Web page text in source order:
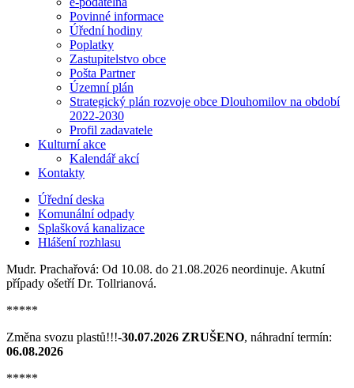
Povinné informace
Úřední hodiny
Poplatky
Zastupitelstvo obce
Pošta Partner
Územní plán
Strategický plán rozvoje obce Dlouhomilov na období
2022-2030
Profil zadavatele
Kulturní akce
Kalendář akcí
Kontakty
Úřední deska
Komunální odpady
Splašková kanalizace
Hlášení rozhlasu
Mudr. Prachařová: Od 10.08. do 21.08.2026 neordinuje. Akutní
případy ošetří Dr. Tollrianová.
*****
Změna svozu plastů!!!-30.07.2026 ZRUŠENO, náhradní termín:
06.08.2026
*****